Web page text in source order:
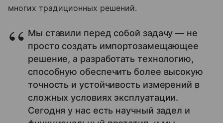
многих традиционных решений.
Мы ставили перед собой задачу — не
просто создать импортозамещающее
решение, а разработать технологию,
способную обеспечить более высокую
точность и устойчивость измерений в
сложных условиях эксплуатации.
Сегодня у нас есть научный задел и